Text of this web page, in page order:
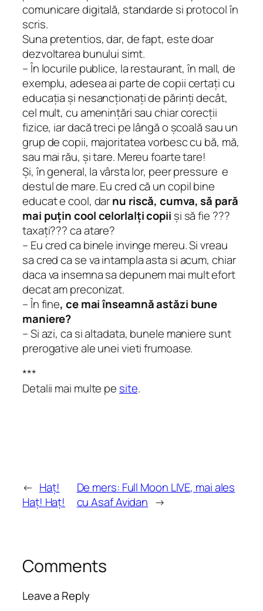
comunicare digitală, standarde si protocol în
scris.
Suna pretentios, dar, de fapt, este doar
dezvoltarea bunului simt.
– În locurile publice, la restaurant, în mall, de
exemplu, adesea ai parte de copii certați cu
educația și nesancționați de părinți decât,
cel mult, cu amenințări sau chiar corecții
fizice, iar dacă treci pe lângă o școală sau un
grup de copii, majoritatea vorbesc cu bă, mă,
sau mai rău, și tare. Mereu foarte tare!
Și, în general, la vârsta lor, peer pressuree
destul de mare. Eu cred că un copil bine
educat ecool, darnu riscă, cumva, să pară
mai puțincoolcelorlalți copii și să fie ???
taxați??? ca atare?
– Eu cred ca binele invinge mereu. Si vreau
sa cred ca se va intampla asta si acum, chiar
daca va insemna sa depunem mai mult efort
decat am preconizat.
– În fine, ce mai înseamnă astăzi bune
maniere?
– Si azi, ca si altadata, bunele maniere sunt
prerogative ale unei vieti frumoase.
***
Detalii mai multe pe site.
← Haț!
Haț! Haț!
De mers: Full Moon LIVE, mai ales
cu Asaf Avidan →
Comments
Leave a Reply